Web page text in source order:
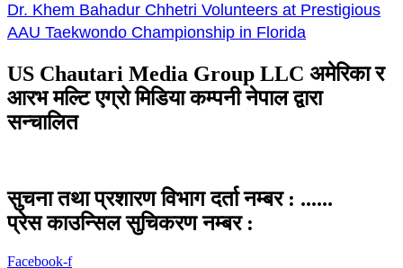
Dr. Khem Bahadur Chhetri Volunteers at Prestigious
AAU Taekwondo Championship in Florida
US Chautari Media Group LLC अमेरिका र
आरभ मल्टि एग्रो मिडिया कम्पनी नेपाल द्वारा
सन्चालित
सुचना तथा प्रशारण विभाग दर्ता नम्बर : ......
प्रेस काउन्सिल सुचिकरण नम्बर :
Facebook-f